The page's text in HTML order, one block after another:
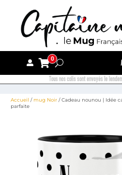
0
Tous nos colis sont envoyés le
Accueil / mug Noir / Cadeau nounou | Idée
parfaite